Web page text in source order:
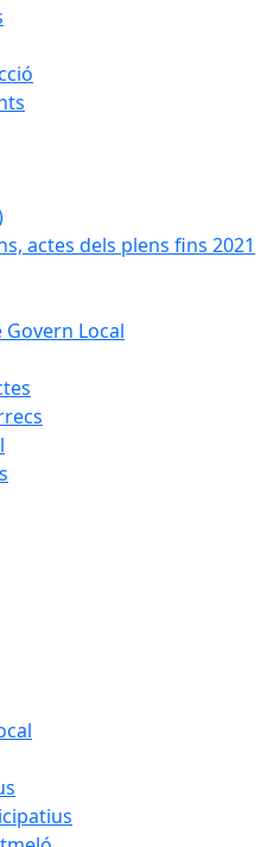
actes dels plens fins 2021
Govern Local